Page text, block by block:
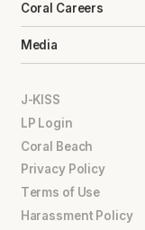
Coral Careers
Media
J-KISS
LP Login
Coral Beach
Privacy Policy
Terms of Use
Harassment Policy